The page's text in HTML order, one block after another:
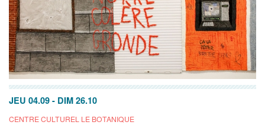
JEU 04.09 - DIM 26.10
CENTRE CULTUREL LE BOTANIQUE